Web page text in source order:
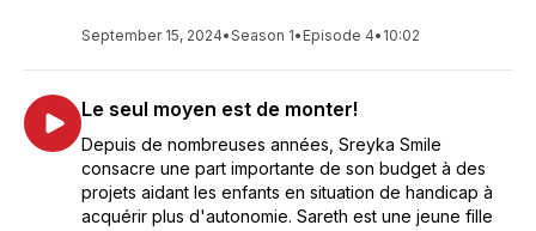
September 15, 2024•Season 1• Episode 4• 10:02
Le seul moyen est de monter!
Depuis de nombreuses années, Sreyka Smile
consacre une part importante de son budget à des
projets aidant les enfants en situation de handicap à
acquérir plus d'autonomie. Sareth est une jeune fille